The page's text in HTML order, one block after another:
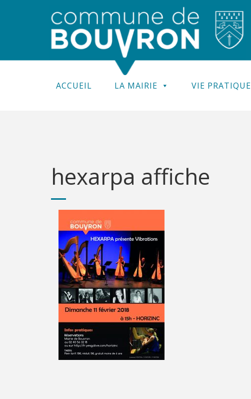
ACCUEIL LA MAIRIE VIE PRATIQUE
hexarpa affiche